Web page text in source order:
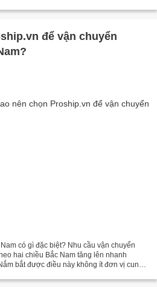
để vận chuyển
có gì đặc biệt? Nhu cầu vận chuyển
hai chiều Bắc Nam tăng lên nhanh
bắt được điều này không ít đơn vị cung